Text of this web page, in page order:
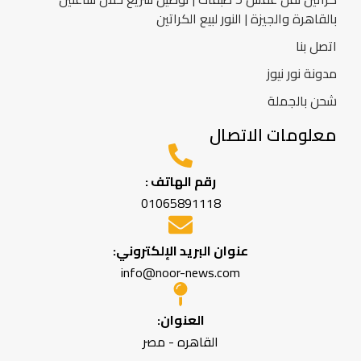
بالقاهرة والجيزة | النور لبيع الكراتين
اتصل بنا
مدونة نور نيوز
شحن بالجملة
معلومات الاتصال
رقم الهاتف :
01065891118
عنوان البريد الإلكتروني:
info@noor-news.com
العنوان:
القاهره - مصر